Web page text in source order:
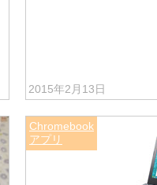
2015年2月13日
Chromebook
アプリ